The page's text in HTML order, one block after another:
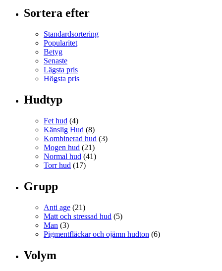
Sortera efter
Standardsortering
Popularitet
Betyg
Senaste
Lägsta pris
Högsta pris
Hudtyp
Fet hud (4)
Känslig Hud (8)
Kombinerad hud (3)
Mogen hud (21)
Normal hud (41)
Torr hud (17)
Grupp
Anti age (21)
Matt och stressad hud (5)
Man (3)
Pigmentfläckar och ojämn hudton (6)
Volym